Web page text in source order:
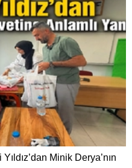
Minik Derya’nın